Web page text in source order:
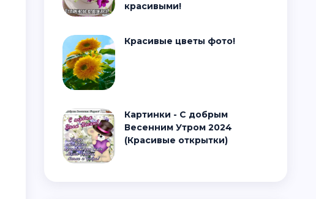
красивыми!
Красивые цветы фото!
Картинки - С добрым
Весенним Утром 2024
(Красивые открытки)